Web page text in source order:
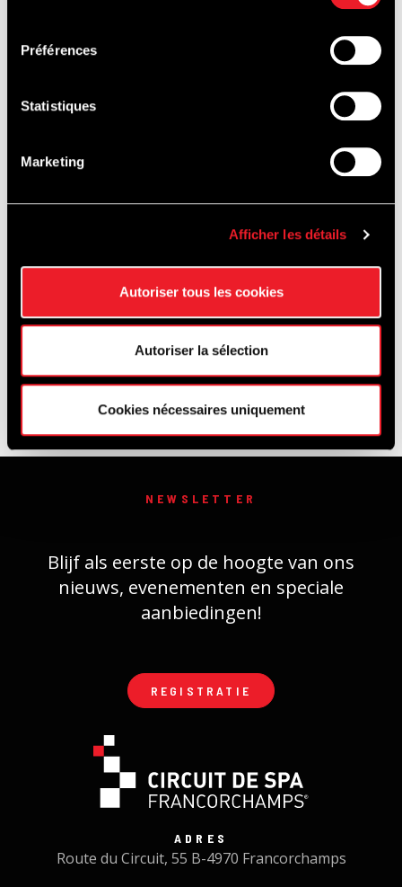
Préférences
Statistiques
Marketing
Afficher les détails
Autoriser tous les cookies
Autoriser la sélection
Cookies nécessaires uniquement
De 24H SPA EWC Motos is ook te volgen via de sociale
netwerken Facebook, Twitter en Instagram : @24hspamotos !
NEWSLETTER
Blijf als eerste op de hoogte van ons
nieuws, evenementen en speciale
aanbiedingen!
REGISTRATIE
ADRES
Route du Circuit, 55 B-4970 Francorchamps